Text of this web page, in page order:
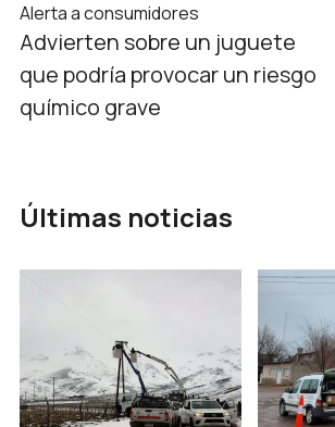
Alerta a consumidores
Advierten sobre un juguete
que podría provocar un riesgo
químico grave
Últimas noticias